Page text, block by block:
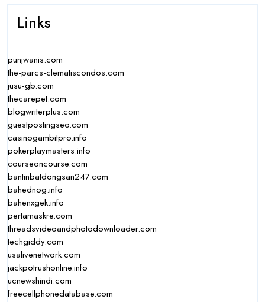
Links
punjwanis.com
the-parcs-clematiscondos.com
jusu-gb.com
thecarepet.com
blogwriterplus.com
guestpostingseo.com
casinogambitpro.info
pokerplaymasters.info
courseoncourse.com
bantinbatdongsan247.com
bahednog.info
bahenxgek.info
pertamaskre.com
threadsvideoandphotodownloader.com
techgiddy.com
usalivenetwork.com
jackpotrushonline.info
ucnewshindi.com
freecellphonedatabase.com